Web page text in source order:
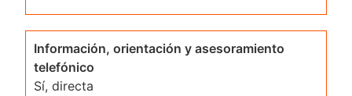
Información, orientación y asesoramiento
telefónico
Sí, directa